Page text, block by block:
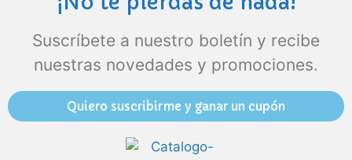
Suscríbete a nuestro boletín y recibe
nuestras novedades y promociones.
Quiero suscribirme y ganar un cupón